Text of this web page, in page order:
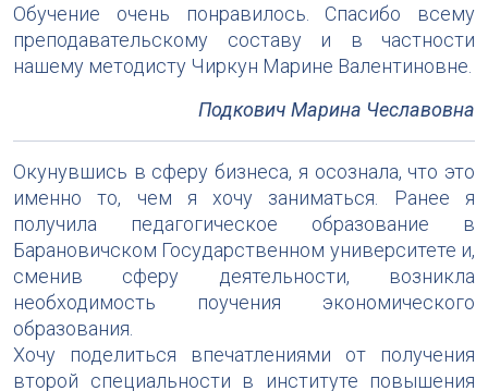
Обучение очень понравилось. Спасибо всему
преподавательскому составу и в частности
нашему методисту Чиркун Марине Валентиновне.
Подкович Марина Чеславовна
Окунувшись в сферу бизнеса, я осознала, что это
именно то, чем я хочу заниматься. Ранее я
получила педагогическое образование в
Барановичском Государственном университете и,
сменив сферу деятельности, возникла
необходимость поучения экономического
образования.
Хочу поделиться впечатлениями от получения
второй специальности в институте повышения